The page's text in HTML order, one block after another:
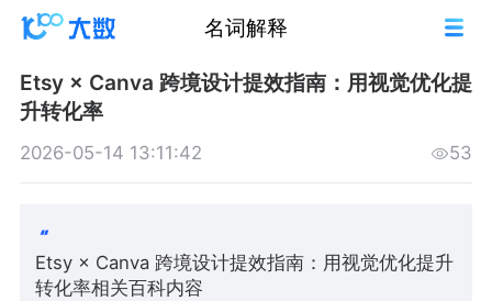
名词解释
Etsy × Canva 跨境设计提效指南：用视觉优化提
升转化率
2026-05-14 13:11:42 53
Etsy × Canva 跨境设计提效指南：用视觉优化提升
转化率相关百科内容